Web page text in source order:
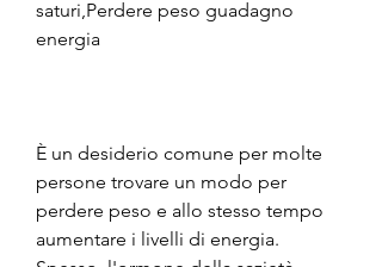
saturi,Perdere peso guadagno
energia
È un desiderio comune per molte
persone trovare un modo per
perdere peso e allo stesso tempo
aumentare i livelli di energia.